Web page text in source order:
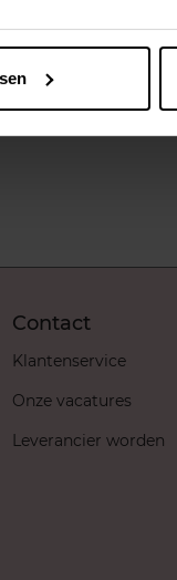
Contact
Klantenservice
Onze vacatures
Leverancier worden